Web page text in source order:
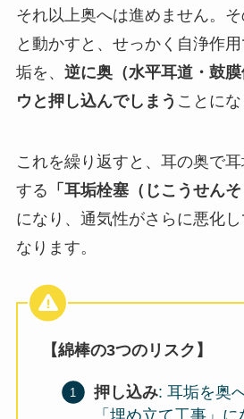
それ以上奥へは進めません。
と動かすと、せっかく自浄作
垢を、 逆に奥（水平耳道・鼓
ウと押し込んでしまう ことにな
これを繰り返すと、耳の奥で
する 「耳垢栓塞（じこうせんそ
になり、通気性がさらに悪化
なります。
【綿棒の3つのリスク】
押し込み: 耳垢を奥
「埋め立て工事」に